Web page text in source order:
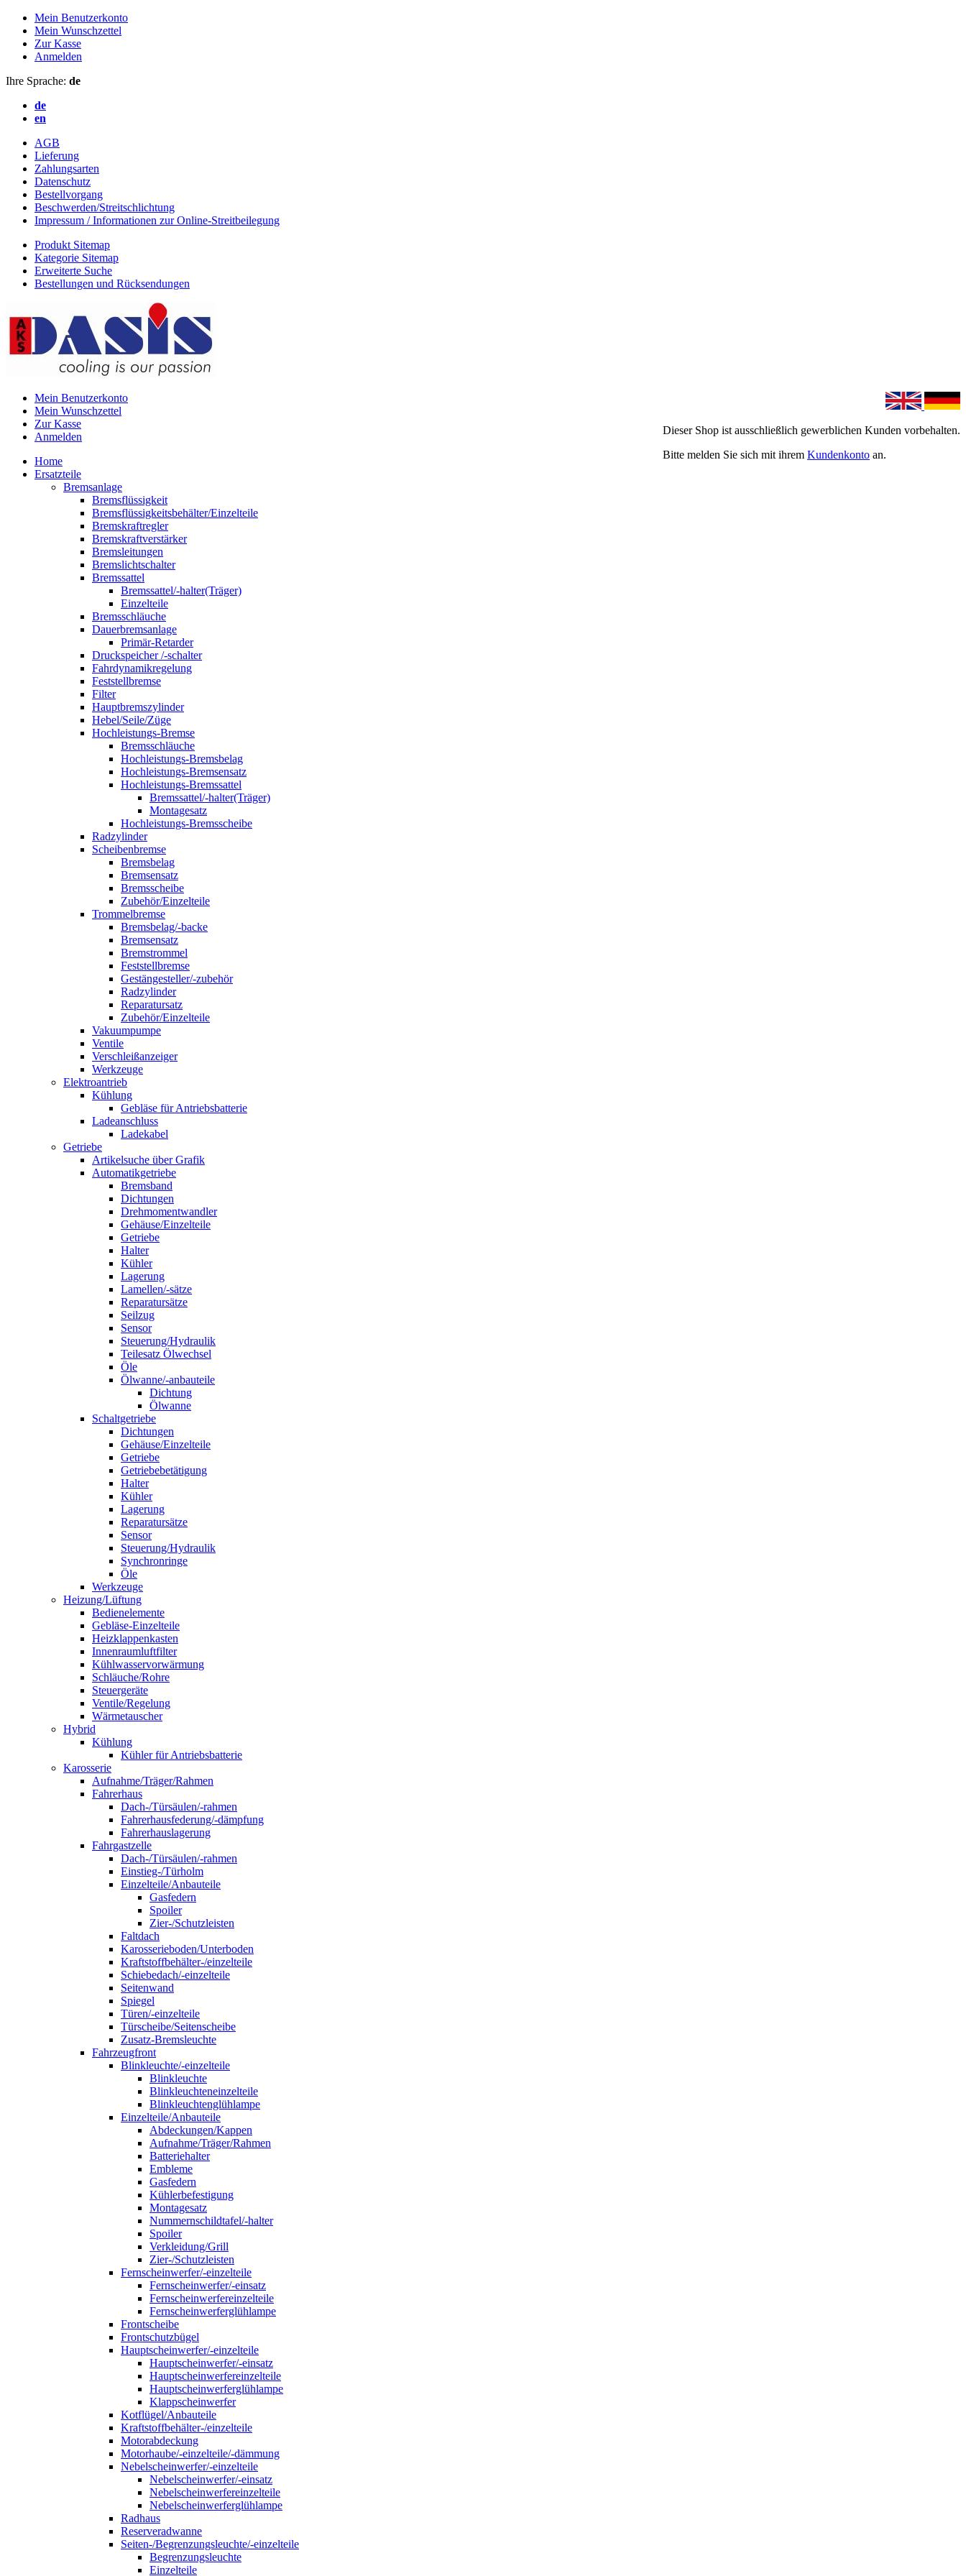
Mein Benutzerkonto
Mein Wunschzettel
Zur Kasse
Anmelden
Ihre Sprache: de
de
en
AGB
Lieferung
Zahlungsarten
Datenschutz
Bestellvorgang
Beschwerden/Streitschlichtung
Impressum / Informationen zur Online-Streitbeilegung
Produkt Sitemap
Kategorie Sitemap
Erweiterte Suche
Bestellungen und Rücksendungen
Dieser Shop ist ausschließlich gewerblichen Kunden vorbehalten.
Bitte melden Sie sich mit ihrem Kundenkonto an.
Mein Benutzerkonto
Mein Wunschzettel
Zur Kasse
Anmelden
Home
Ersatzteile
Bremsanlage
Bremsflüssigkeit
Bremsflüssigkeitsbehälter/Einzelteile
Bremskraftregler
Bremskraftverstärker
Bremsleitungen
Bremslichtschalter
Bremssattel
Bremssattel/-halter(Träger)
Einzelteile
Bremsschläuche
Dauerbremsanlage
Primär-Retarder
Druckspeicher /-schalter
Fahrdynamikregelung
Feststellbremse
Filter
Hauptbremszylinder
Hebel/Seile/Züge
Hochleistungs-Bremse
Bremsschläuche
Hochleistungs-Bremsbelag
Hochleistungs-Bremsensatz
Hochleistungs-Bremssattel
Bremssattel/-halter(Träger)
Montagesatz
Hochleistungs-Bremsscheibe
Radzylinder
Scheibenbremse
Bremsbelag
Bremsensatz
Bremsscheibe
Zubehör/Einzelteile
Trommelbremse
Bremsbelag/-backe
Bremsensatz
Bremstrommel
Feststellbremse
Gestängesteller/-zubehör
Radzylinder
Reparatursatz
Zubehör/Einzelteile
Vakuumpumpe
Ventile
Verschleißanzeiger
Werkzeuge
Elektroantrieb
Kühlung
Gebläse für Antriebsbatterie
Ladeanschluss
Ladekabel
Getriebe
Artikelsuche über Grafik
Automatikgetriebe
Bremsband
Dichtungen
Drehmomentwandler
Gehäuse/Einzelteile
Getriebe
Halter
Kühler
Lagerung
Lamellen/-sätze
Reparatursätze
Seilzug
Sensor
Steuerung/Hydraulik
Teilesatz Ölwechsel
Öle
Ölwanne/-anbauteile
Dichtung
Ölwanne
Schaltgetriebe
Dichtungen
Gehäuse/Einzelteile
Getriebe
Getriebebetätigung
Halter
Kühler
Lagerung
Reparatursätze
Sensor
Steuerung/Hydraulik
Synchronringe
Öle
Werkzeuge
Heizung/Lüftung
Bedienelemente
Gebläse-Einzelteile
Heizklappenkasten
Innenraumluftfilter
Kühlwasservorwärmung
Schläuche/Rohre
Steuergeräte
Ventile/Regelung
Wärmetauscher
Hybrid
Kühlung
Kühler für Antriebsbatterie
Karosserie
Aufnahme/Träger/Rahmen
Fahrerhaus
Dach-/Türsäulen/-rahmen
Fahrerhausfederung/-dämpfung
Fahrerhauslagerung
Fahrgastzelle
Dach-/Türsäulen/-rahmen
Einstieg-/Türholm
Einzelteile/Anbauteile
Gasfedern
Spoiler
Zier-/Schutzleisten
Faltdach
Karosserieboden/Unterboden
Kraftstoffbehälter-/einzelteile
Schiebedach/-einzelteile
Seitenwand
Spiegel
Türen/-einzelteile
Türscheibe/Seitenscheibe
Zusatz-Bremsleuchte
Fahrzeugfront
Blinkleuchte/-einzelteile
Blinkleuchte
Blinkleuchteneinzelteile
Blinkleuchtenglühlampe
Einzelteile/Anbauteile
Abdeckungen/Kappen
Aufnahme/Träger/Rahmen
Batteriehalter
Embleme
Gasfedern
Kühlerbefestigung
Montagesatz
Nummernschildtafel/-halter
Spoiler
Verkleidung/Grill
Zier-/Schutzleisten
Fernscheinwerfer/-einzelteile
Fernscheinwerfer/-einsatz
Fernscheinwerfereinzelteile
Fernscheinwerferglühlampe
Frontscheibe
Frontschutzbügel
Hauptscheinwerfer/-einzelteile
Hauptscheinwerfer/-einsatz
Hauptscheinwerfereinzelteile
Hauptscheinwerferglühlampe
Klappscheinwerfer
Kotflügel/Anbauteile
Kraftstoffbehälter-/einzelteile
Motorabdeckung
Motorhaube/-einzelteile/-dämmung
Nebelscheinwerfer/-einzelteile
Nebelscheinwerfer/-einsatz
Nebelscheinwerfereinzelteile
Nebelscheinwerferglühlampe
Radhaus
Reserveradwanne
Seiten-/Begrenzungsleuchte/-einzelteile
Begrenzungsleuchte
Einzelteile